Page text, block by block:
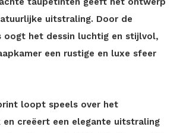
uitstraling. Door de
oogt het dessin luchtig en stijlvol,
een rustige en luxe sfeer
loopt speels over het
en creëert een elegante uitstraling